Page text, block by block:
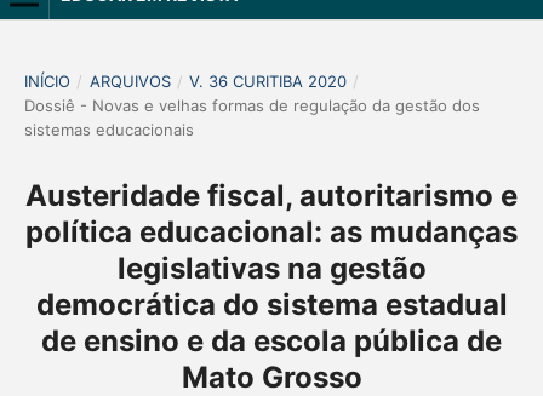
INÍCIO / ARQUIVOS / V. 36 CURITIBA 2020 /
Dossiê - Novas e velhas formas de regulação da gestão dos
sistemas educacionais
Austeridade fiscal, autoritarismo e
política educacional: as mudanças
legislativas na gestão
democrática do sistema estadual
de ensino e da escola pública de
Mato Grosso